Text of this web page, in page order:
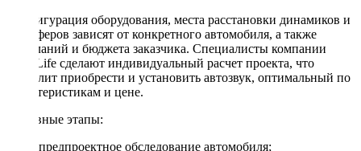
Конфигурация оборудования, места расстановки динамиков и
сабвуферов зависят от конкретного автомобиля, а также
пожеланий и бюджета заказчика. Специалисты компании
DriveLife сделают индивидуальный расчет проекта, что
позволит приобрести и установить автозвук, оптимальный по
характеристикам и цене.
Основные этапы:
предпроектное обследование автомобиля;